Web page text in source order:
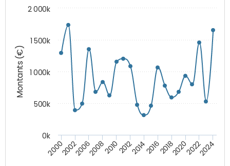
Montants (€)
200020022006200820102012201420162018202020222024
0k
500k
1 000k
1 500k
2 000k